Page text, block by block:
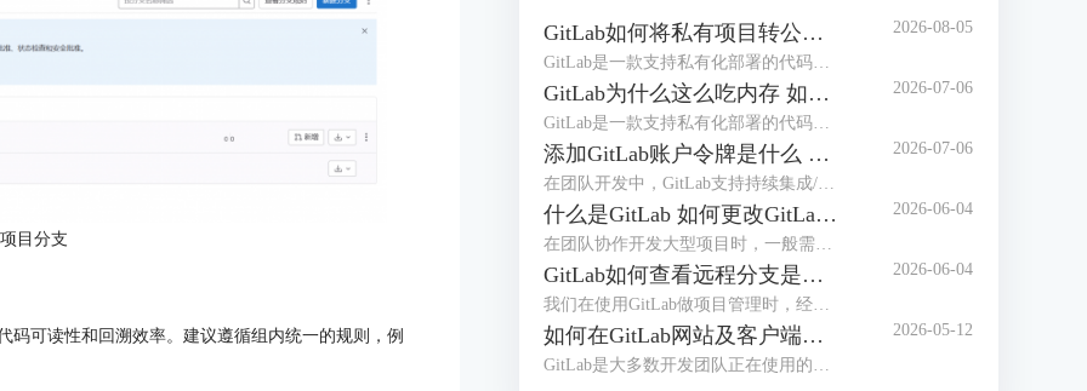
目分支
码可读性和回溯效率。建议遵循组内统一的规则，例
GitLab如何将私有项目转公开项目 GitLab如何将项目移到组中
GitLab是一款支持私有化部署的代码管理和协作平台，在实际工作中，创建项目仓库可能设置成了私有仓库，后期可能需要将其转为公共项目。或者随着项目团队扩张、部门调整，导致项目仓库杂乱，可以按照开发团队创建【组】，方便统一管理。下面本文将为大家介绍GitLab如何将私有项目转公开项目，GitLab如何将项目移到组中的相关内容。
2026-08-05
GitLab为什么这么吃内存 如何解决GitLab内存占用过大的问题
GitLab是一款支持私有化部署的代码托管平台，在日常使用时，可能会遇到GitLab的服务器内存占用率高，导致团队成员在提交代码、执行CI/CD构建时，GitLab页面加载卡顿、响应超时，在提交代码的高峰期、严重影响提交效率，甚至可能导致无法正常拉取、提交代码。本文将为大家介绍GitLab为什么这么吃内存，如何解决GitLab内存占用过大的问题的相关内容。
2026-07-06
添加GitLab账户令牌是什么 GitLab如何设置令牌
在团队开发中，GitLab支持持续集成/部署，并且支持本地私有化部署，是很多开发团队正在使用的代码管理工具。员工在使用GitLab拉取代码时，配置令牌可以免密登录，更加安全高效。那么GitLab令牌是什么，怎么设置令牌呢？本文将为大家介绍添加GitLab账户令牌是什么，GitLab如何设置令牌的相关内容。
2026-07-06
什么是GitLab 如何更改GitLab的初始密码
在团队协作开发大型项目时，一般需要使用项目管理工具，比较常用的是Gitee、GitLab等，如果对项目安全性要求较高，需要私有化部署，建议部署GitLab后团队之间使用。很多用户并不知道GitLab是什么，初次拿到GitLab账号后怎么修改初始化密码呢？本文将为大家介绍什么是GitLab，如何更改GitLab的初始密码的相关内容。
2026-06-04
GitLab如何查看远程分支是基于哪个分支创建的 GitLab怎么切换当前开发分支
我们在使用GitLab做项目管理时，经常会创建多个分支。合理的分支体系能够保证项目顺利推进，在使用分支时，我们需要知道远程分支的创建源头，从而知道代码之间的关系，避免合并冲突。拉取代码后，需要切换到指定分支开发，应该怎么切换分支呢？本文将为大家介绍GitLab如何查看远程分支是基于哪个分支创建的，GitLab怎么切换当前开发分支的相关内容。
2026-06-04
如何在GitLab网站及客户端同步修改个人密码 客户端怎么免密拉取代码
GitLab是大多数开发团队正在使用的开发工具，很多用户想要在开发工具（例如IDEA）中登录GitLab账户，从而可以快速拉取代码。如果GitLab网站修改了密码，怎么能实现开发工具客户端同步修改呢？每次拉取代码都需要输入密码的情况下，怎么做到免密拉取代码呢？本文将为大家介绍如何在GitLab网站及客户端同步修改个人密码，客户端怎么免密拉取代码的相关内容。
2026-05-12